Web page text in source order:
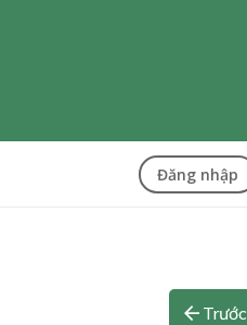
Đăng nhập
Trước